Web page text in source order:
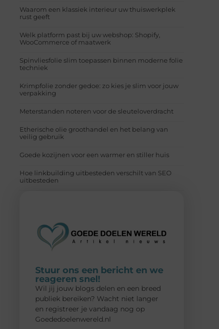
Waarom een klassiek interieur uw thuiswerkplek
rust geeft
Welk platform past bij uw webshop: Shopify,
WooCommerce of maatwerk
Spinvliesfolie slim toepassen binnen moderne folie
techniek
Krimpfolie zonder gedoe: zo kies je slim voor jouw
verpakking
Meterstanden noteren voor de sleuteloverdracht
Etherische olie groothandel en het belang van
veilig gebruik
Goede kozijnen voor een warmer en stiller huis
Hoe linkbuilding uitbesteden verschilt van SEO
uitbesteden
Stuur ons een bericht en we
reageren snel!
Wil jij jouw blogs delen en een breed
publiek bereiken? Wacht niet langer
en registreer je vandaag nog op
Goededoelenwereld.nl